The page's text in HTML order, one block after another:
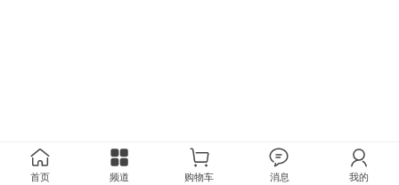
首页 频道 购物车 消息 我的